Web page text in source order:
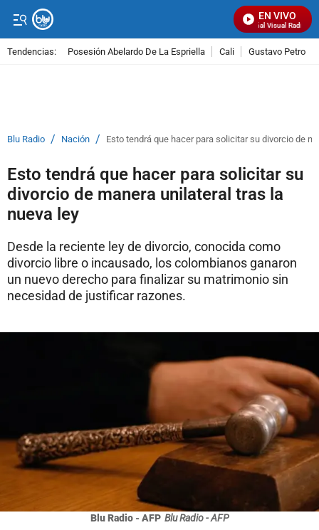
EN VIVO
Señal Visual Radio
Tendencias: Posesión Abelardo De La Espriella Cali Gustavo Petro
Blu Radio / Nación / Esto tendrá que hacer para solicitar su divorcio de
Esto tendrá que hacer para solicitar su
divorcio de manera unilateral tras la
nueva ley
Desde la reciente ley de divorcio, conocida como
divorcio libre o incausado, los colombianos ganaron
un nuevo derecho para finalizar su matrimonio sin
necesidad de justificar razones.
Blu Radio - AFP Blu Radio - AFP